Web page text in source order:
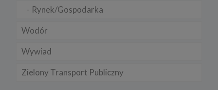
Rynek/Gospodarka
Wodór
Wywiad
Zielony Transport Publiczny